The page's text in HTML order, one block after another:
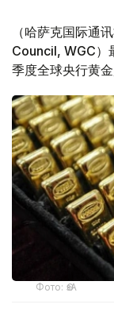
（哈萨克国际通
Council, WGC）
季度全球央行黄
Фото: ӨзА